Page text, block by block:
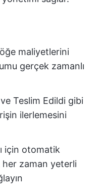
maliyetlerini
gerçek zamanlı
Teslim Edildi gibi
ilerlemesini
için otomatik
her zaman yeterli